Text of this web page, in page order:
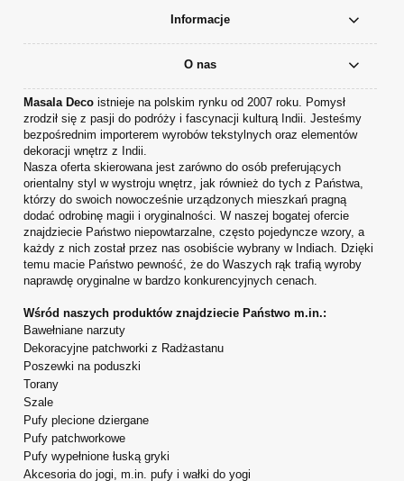
Informacje
O nas
Masala Deco istnieje na polskim rynku od 2007 roku. Pomysł
zrodził się z pasji do podróży i fascynacji kulturą Indii. Jesteśmy
bezpośrednim importerem wyrobów tekstylnych oraz elementów
dekoracji wnętrz z Indii.
Nasza oferta skierowana jest zarówno do osób preferujących
orientalny styl w wystroju wnętrz, jak również do tych z Państwa,
którzy do swoich nowocześnie urządzonych mieszkań pragną
dodać odrobinę magii i oryginalności. W naszej bogatej ofercie
znajdziecie Państwo niepowtarzalne, często pojedyncze wzory, a
każdy z nich został przez nas osobiście wybrany w Indiach. Dzięki
temu macie Państwo pewność, że do Waszych rąk trafią wyroby
naprawdę oryginalne w bardzo konkurencyjnych cenach.
Wśród naszych produktów znajdziecie Państwo m.in.:
Bawełniane narzuty
Dekoracyjne patchworki z Radżastanu
Poszewki na poduszki
Torany
Szale
Pufy plecione dziergane
Pufy patchworkowe
Pufy wypełnione łuską gryki
Akcesoria do jogi, m.in. pufy i wałki do yogi